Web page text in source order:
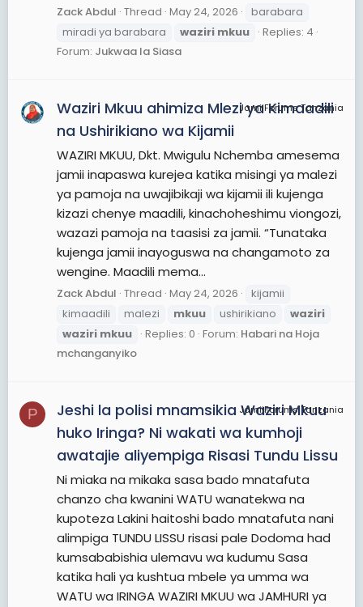
Zack Abdul Thread May 24, 2026
barabara
miradi ya barabara
waziri mkuu
Replies: 4
Forum: Jukwaa la Siasa
JamiiForums Tanzania
Waziri Mkuu ahimiza Mlezi ya Kimaadili
na Ushirikiano wa Kijamii
WAZIRI MKUU, Dkt. Mwigulu Nchemba amesema
jamii inapaswa kurejea katika misingi ya malezi
ya pamoja na uwajibikaji wa kijamii ili kujenga
kizazi chenye maadili, kinachoheshimu viongozi,
wazazi pamoja na taasisi za jamii. “Tunataka
kujenga jamii inayoguswa na changamoto za
wengine. Maadili mema...
Zack Abdul Thread May 24, 2026
kijamii
kimaadili
malezi mkuu ushirikiano
waziri
waziri mkuu Replies: 0 Forum: Habari na Hoja
mchanganyiko
P JamiiForums Tanzania
Jeshi la polisi mnamsikia Waziri Mkuu
huko Iringa? Ni wakati wa kumhoji
awatajie aliyempiga Risasi Tundu Lissu
Ni miaka na mikaka sasa bado mnatafuta
chanzo cha kwanini WATU wanatekwa na
kupoteza Lakini haitoshi bado mnatafuta nani
alimpiga TUNDU LISSU risasi pale Dodoma had
kumsababishia ulemavu wa kudumu Sasa
katika hali ya kushtua mbele ya umma wa
WATU wa IRINGA WAZIRI MKUU wa JAMHURI ya